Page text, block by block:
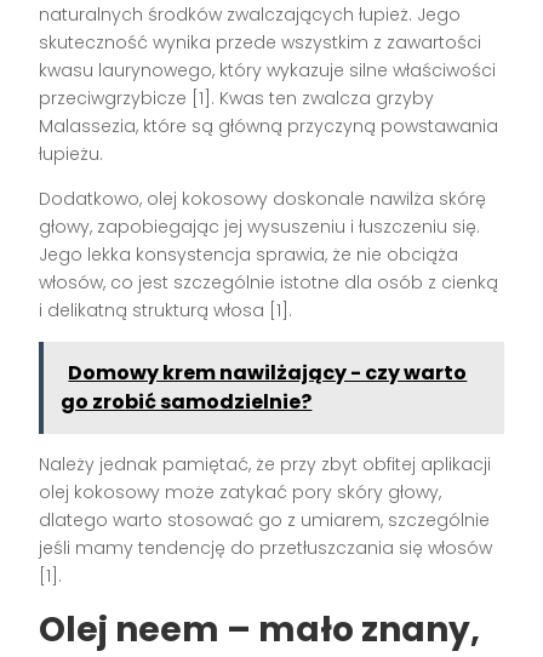
naturalnych środków zwalczających łupież. Jego
skuteczność wynika przede wszystkim z zawartości
kwasu laurynowego, który wykazuje silne właściwości
przeciwgrzybicze [1]. Kwas ten zwalcza grzyby
Malassezia, które są główną przyczyną powstawania
łupieżu.
Dodatkowo, olej kokosowy doskonale nawilża skórę
głowy, zapobiegając jej wysuszeniu i łuszczeniu się.
Jego lekka konsystencja sprawia, że nie obciąża
włosów, co jest szczególnie istotne dla osób z cienką
i delikatną strukturą włosa [1].
Domowy krem nawilżający - czy warto
go zrobić samodzielnie?
Należy jednak pamiętać, że przy zbyt obfitej aplikacji
olej kokosowy może zatykać pory skóry głowy,
dlatego warto stosować go z umiarem, szczególnie
jeśli mamy tendencję do przetłuszczania się włosów
[1].
Olej neem – mało znany,